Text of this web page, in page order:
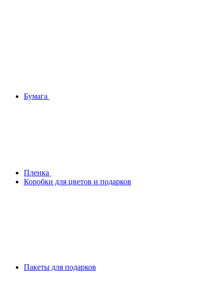
Бумага
Плeнка
Коробки для цветов и подарков
Пакеты для подарков